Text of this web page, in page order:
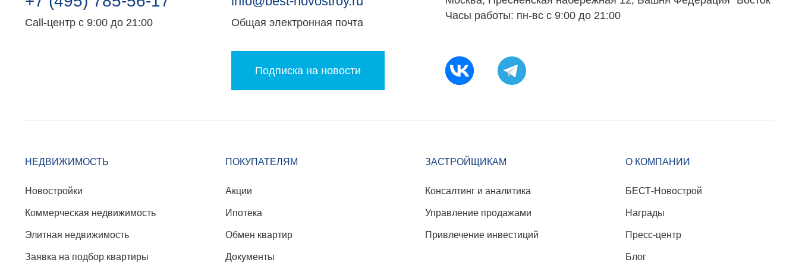
Call-центр с 9:00 до 21:00 Общая электронная почта
Подписка на новости
Часы работы: пн-вс с 9:00 до 21:00
НЕДВИЖИМОСТЬ
Новостройки
Коммерческая недвижимость
Элитная недвижимость
Заявка на подбор квартиры
ПОКУПАТЕЛЯМ
Акции
Ипотека
Обмен квартир
Документы
ЗАСТРОЙЩИКАМ
Консалтинг и аналитика
Управление продажами
Привлечение инвестиций
О КОМПАНИИ
БЕСТ-Новострой
Награды
Пресс-центр
Блог